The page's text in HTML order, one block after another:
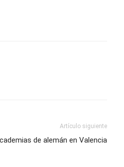
Artículo siguiente
de alemán en Valencia